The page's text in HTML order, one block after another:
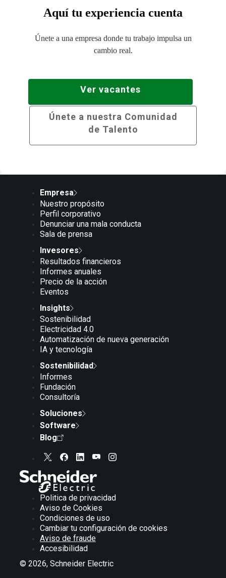
Aquí tu experiencia cuenta
Únete a una empresa donde tu trabajo impulsa un
cambio real.
Ver vacantes
Únete a nuestra Comunidad
de Talento
Empresa
Nuestro propósito
Perfil corporativo
Denunciar una mala conducta
Sala de prensa
Invesores
Resultados financieros
Informes anuales
Precio de la acción
Eventos
Insights
Sostenibilidad
Electricidad 4.0
Automatización de nueva generación
IA y tecnología
Sostenibilidad
Informes
Fundación
Consultoría
Soluciones
Software
Blog
Politica de privacidad
Aviso de Cookies
Condiciones de uso
Cambiar tu configuración de cookies
Aviso de fraude
Accesibilidad
© 2026, Schneider Electric